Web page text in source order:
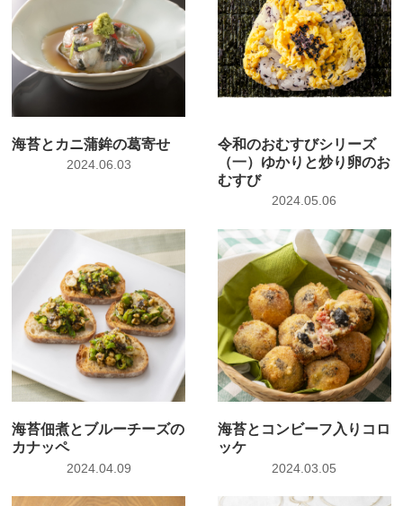
海苔とカニ蒲鉾の葛寄せ
2024.06.03
令和のおむすびシリーズ
（一）ゆかりと炒り卵のお
むすび
2024.05.06
海苔佃煮とブルーチーズの
カナッペ
2024.04.09
海苔とコンビーフ入りコロ
ッケ
2024.03.05